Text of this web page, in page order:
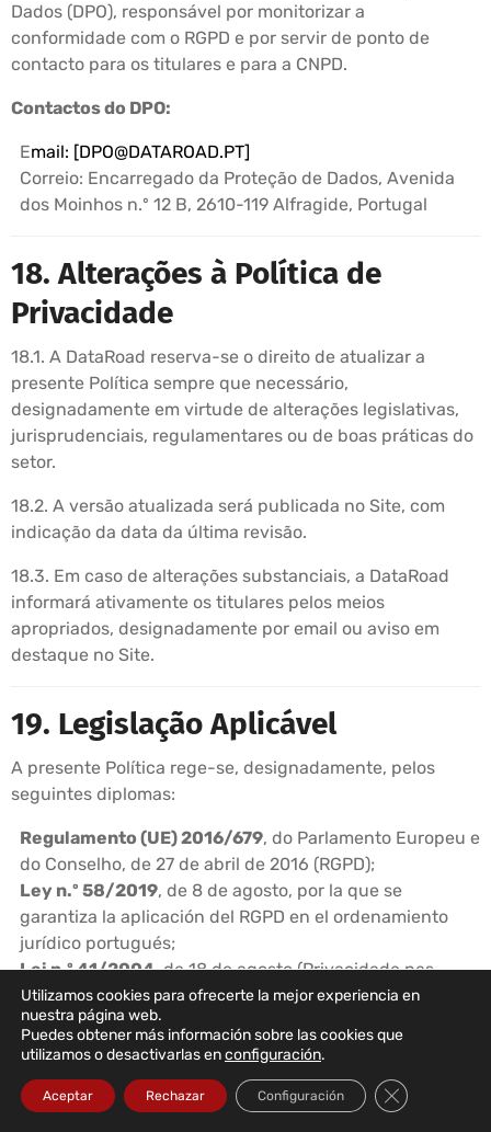
Dados (DPO), responsável por monitorizar a
conformidade com o RGPD e por servir de ponto de
contacto para os titulares e para a CNPD.
Contactos do DPO:
Email: [DPO@DATAROAD.PT]
Correio: Encarregado da Proteção de Dados, Avenida
dos Moinhos n.º 12 B, 2610-119 Alfragide, Portugal
18. Alterações à Política de
Privacidade
18.1. A DataRoad reserva-se o direito de atualizar a
presente Política sempre que necessário,
designadamente em virtude de alterações legislativas,
jurisprudenciais, regulamentares ou de boas práticas do
setor.
18.2. A versão atualizada será publicada no Site, com
indicação da data da última revisão.
18.3. Em caso de alterações substanciais, a DataRoad
informará ativamente os titulares pelos meios
apropriados, designadamente por email ou aviso em
destaque no Site.
19. Legislação Aplicável
A presente Política rege-se, designadamente, pelos
seguintes diplomas:
Regulamento (UE) 2016/679, do Parlamento Europeu e
do Conselho, de 27 de abril de 2016 (RGPD);
Ley n.º 58/2019, de 8 de agosto, por la que se
garantiza la aplicación del RGPD en el ordenamiento
jurídico portugués;
Lei n.º 41/2004, de 18 de agosto (Privacidade nas
Comunicações Eletrónicas);
Decreto-Lei n.º 7/2004
Eletrónico);
Lei n.º 46/2018, de 13 de agosto (Cibersegurança);
Lei n.º 48/2024, de 21 de novembro (Transposição da
Utilizamos cookies para ofrecerte la mejor experiencia en
nuestra página web.
Puedes obtener más información sobre las cookies que
utilizamos o desactivarlas enconfiguración.
Aceptar Rechazar Configuración Cerrar el